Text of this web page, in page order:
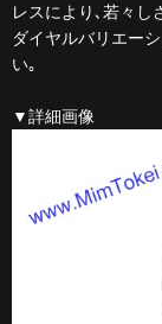
レスにより､若々し
ダイヤルバリエー
い｡
▼詳細画像